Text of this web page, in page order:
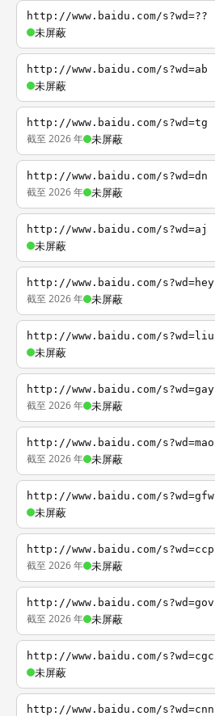
http://www.baidu.com/s?wd=??
未屏蔽
http://www.baidu.com/s?wd=ab
未屏蔽
http://www.baidu.com/s?wd=tg
截至 2026 年 未屏蔽
http://www.baidu.com/s?wd=dn
截至 2026 年 未屏蔽
http://www.baidu.com/s?wd=aj
未屏蔽
http://www.baidu.com/s?wd=hey
截至 2026 年 未屏蔽
http://www.baidu.com/s?wd=liu
未屏蔽
http://www.baidu.com/s?wd=gay
截至 2026 年 未屏蔽
http://www.baidu.com/s?wd=mao
截至 2026 年 未屏蔽
http://www.baidu.com/s?wd=gfw
未屏蔽
http://www.baidu.com/s?wd=ccp
截至 2026 年 未屏蔽
http://www.baidu.com/s?wd=gov
截至 2026 年 未屏蔽
http://www.baidu.com/s?wd=cgc
未屏蔽
http://www.baidu.com/s?wd=cnn